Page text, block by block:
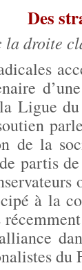
Des
droite
Ligue
de la
partis
à la
du